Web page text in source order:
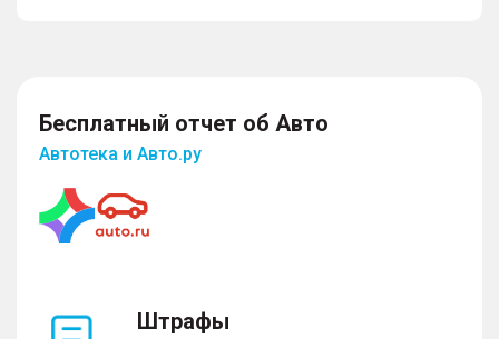
Бесплатный отчет об Авто
Автотека и Авто.ру
Штрафы